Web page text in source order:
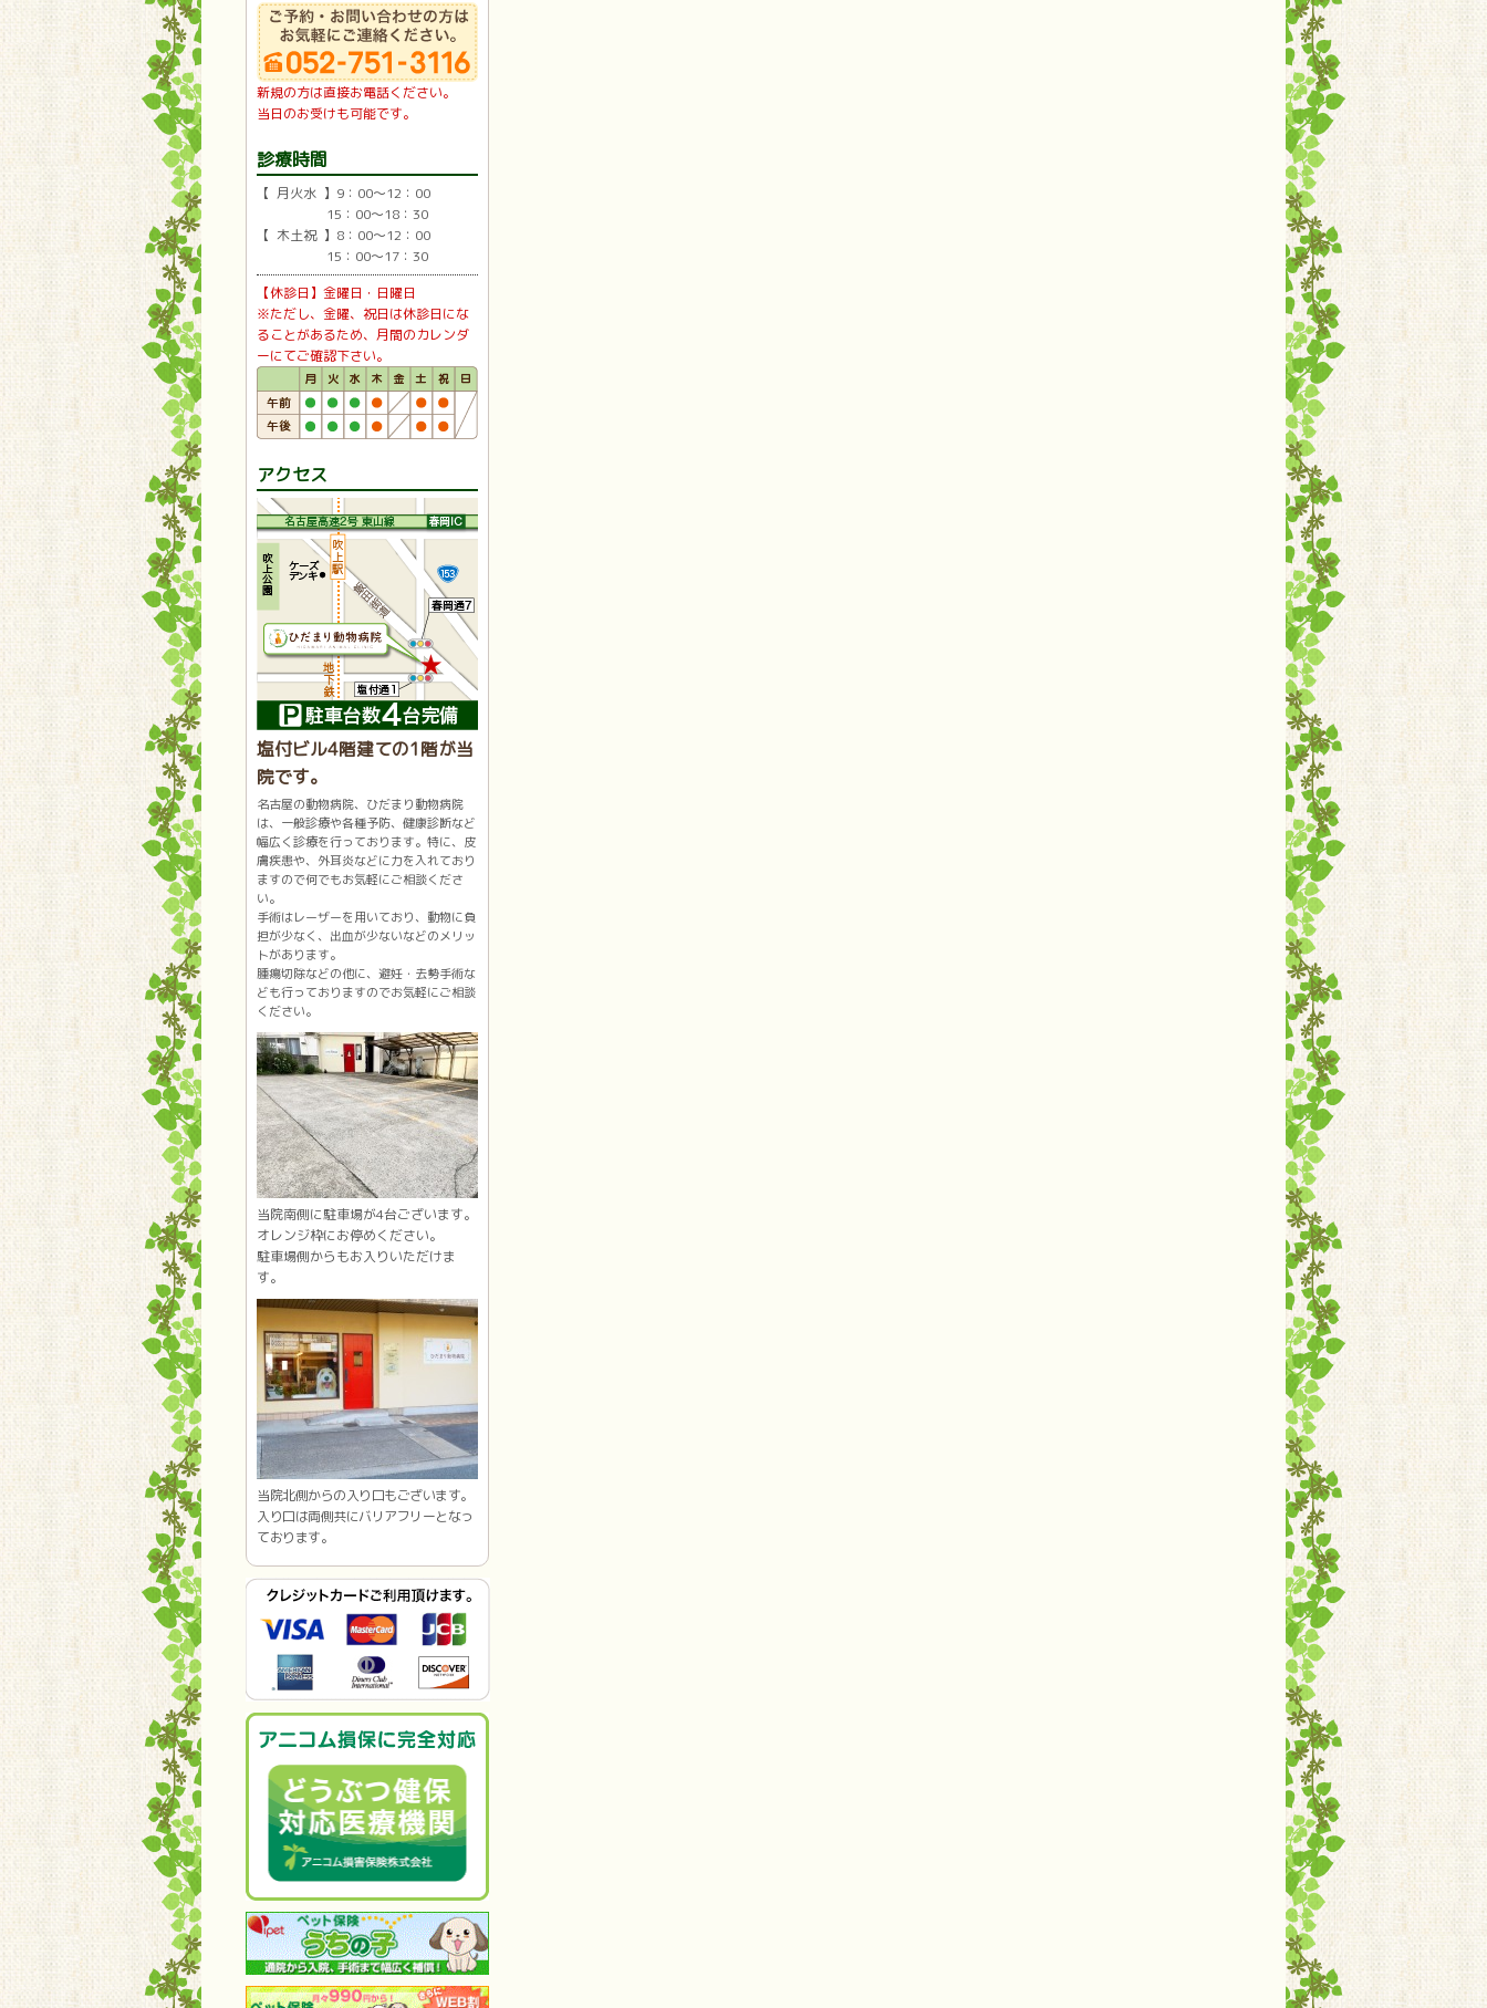
新規の方は直接お電話ください。
当日のお受けも可能です。
診療時間
【 月火水 】9：00〜12：00
15：00〜18：30
【 木土祝 】8：00〜12：00
15：00〜17：30
【休診日】金曜日・日曜日
※ただし、金曜、祝日は休診日にな
ることがあるため、月間のカレンダ
ーにてご確認下さい。
アクセス
塩付ビル4階建ての1階が当
院です。
名古屋の動物病院、ひだまり動物病院
は、一般診療や各種予防、健康診断など
幅広く診療を行っております。特に、皮
膚疾患や、外耳炎などに力を入れており
ますので何でもお気軽にご相談くださ
い。
手術はレーザーを用いており、動物に負
担が少なく、出血が少ないなどのメリッ
トがあります。
腫瘍切除などの他に、避妊・去勢手術な
ども行っておりますのでお気軽にご相談
ください。
当院南側に駐車場が4台ございます。
オレンジ枠にお停めください。
駐車場側からもお入りいただけま
す。
当院北側からの入り口もございます。
入り口は両側共にバリアフリーとなっ
ております。